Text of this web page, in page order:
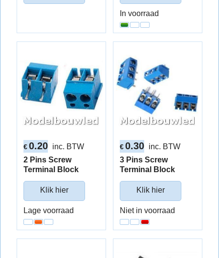
In voorraad
€ 0.20 inc. BTW
2 Pins Screw
Terminal Block
Klik hier
Lage voorraad
€0.30 inc. BTW
3 Pins Screw
Terminal Block
Klik hier
Niet in voorraad